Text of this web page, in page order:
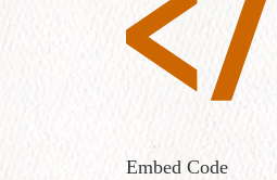
Embed Code